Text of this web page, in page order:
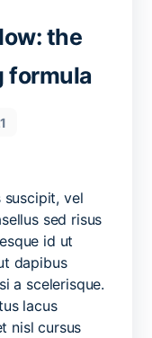
the
formula
suscipit, vel
sed risus
id ut
dapibus
a scelerisque.
lacus
nisl cursus